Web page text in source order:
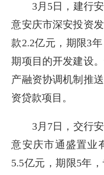
3月5日，建行安
意安庆市深安投资
款2.2亿元，期限3
期项目的开发建设
产融资协调机制推
资贷款项目。
3月7日，交行安
意安庆市通盛置业
5.5亿元，期限5年